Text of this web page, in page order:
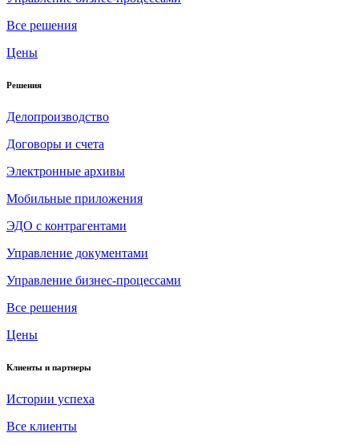
Все решения
Цены
Решения
Делопроизводство
Договоры и счета
Электронные архивы
Мобильные приложения
ЭДО с контрагентами
Управление документами
Управление бизнес-процессами
Все решения
Цены
Клиенты и партнеры
Истории успеха
Все клиенты